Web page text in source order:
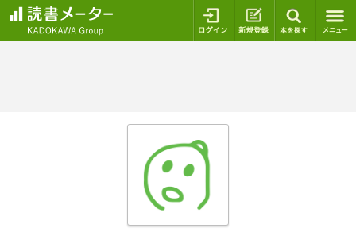
ログイン 新規登録